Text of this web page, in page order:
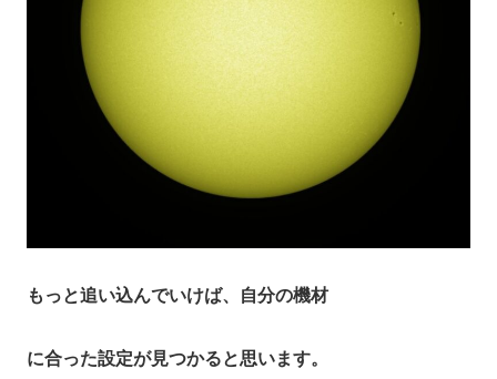
もっと追い込んでいけば、自分の機材
に合った設定が見つかると思います。